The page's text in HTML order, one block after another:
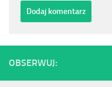
OBSERWUJ: